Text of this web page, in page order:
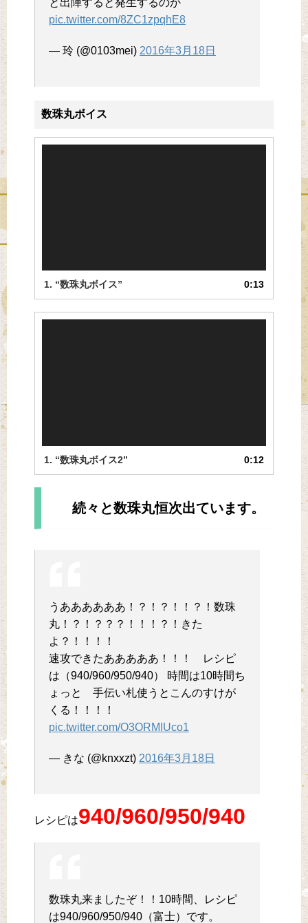
pic.twitter.com/8ZC1zpqhE8
— 玲 (@0103mei) 2016年3月18日
数珠丸ボイス
1. “数珠丸ボイス” 0:13
1. “数珠丸ボイス2” 0:12
続々と数珠丸恒次出ています。
うああああああ！？！？！！？！数珠
丸！？！？？？！！！？！きた
よ？！！！！
速攻できたあああああ！！！ レシピ
は（940/960/950/940） 時間は10時間ち
ょっと 手伝い札使うとこんのすけが
くる！！！！
pic.twitter.com/O3ORMIUco1
— きな (@knxxzt) 2016年3月18日
レシピは940/960/950/940
数珠丸来ましたぞ！！10時間、レシピ
は940/960/950/940（富士）です。